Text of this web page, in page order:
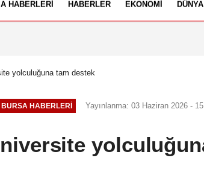
HABERLERI HABERLER EKONOMI DÜNYA
yolculuğuna tam destek
BURSA HABERLERI Yayınlanma: 03 Haziran 2026 -